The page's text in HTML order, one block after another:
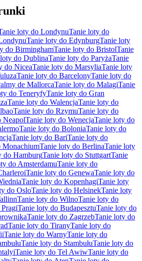
loty do LondynuTanie loty do
Tanie loty do EdynburgTanie loty
do BirminghamTanie loty do BristolTanie
do DublinaTanie loty do ParyżaTanie
do NiceaTanie loty do MarsyliaTanie loty
Tanie loty do BarcelonyTanie loty do
de MallorcaTanie loty do MalagiTanie
do TeneryfyTanie loty do Gran
Tanie loty do WalencjaTanie loty do
Tanie loty do RzymuTanie loty do
NeapolTanie loty do WenecjaTanie loty do
Tanie loty do BoloniaTanie loty do
Tanie loty do BariTanie loty do
MonachiumTanie loty do BerlinaTanie loty
do HamburgTanie loty do StuttgartTanie
do AmsterdamuTanie loty do
Tanie loty do GenewaTanie loty do
Tanie loty do KopenhagiTanie loty
do OsloTanie loty do HelsinekTanie loty
Tanie loty do WilnoTanie loty do
Tanie loty do BudapesztuTanie loty do
Tanie loty do ZagrzebTanie loty do
Tanie loty do TiranyTanie loty do
Tanie loty do WarnyTanie loty do
Tanie loty do StambułuTanie loty do
Tanie loty do Tel AwiwTanie loty do